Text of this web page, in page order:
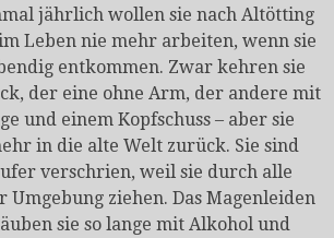
jährlich wollen sie nach Altötting
Leben nie mehr arbeiten, wenn sie
ent­kommen. Zwar kehren sie
der eine ohne Arm, der andere mit
und einem Kopfschuss – aber sie
in die alte Welt zurück. Sie sind
verschrien, weil sie durch alle
ziehen. Das Magenleiden
sie so lange mit Alkohol und